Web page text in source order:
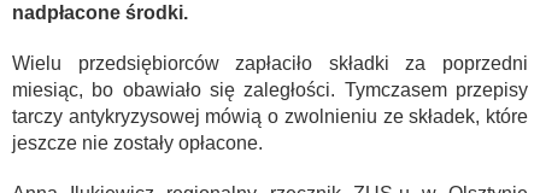
nadpłacone środki.
Wielu przedsiębiorców zapłaciło składki za poprzedni
miesiąc, bo obawiało się zaległości. Tymczasem przepisy
tarczy antykryzysowej mówią o zwolnieniu ze składek, które
jeszcze nie zostały opłacone.